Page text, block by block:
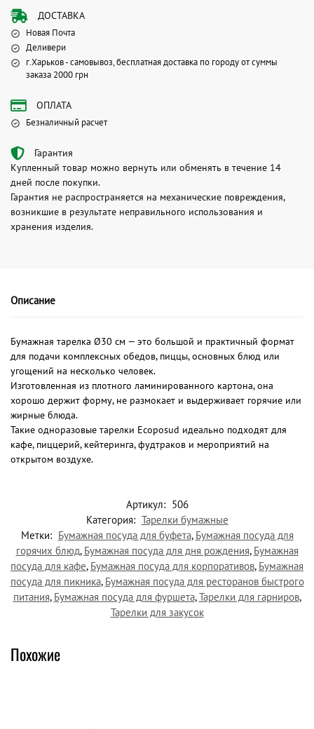
ДОСТАВКА
Новая Почта
Деливери
г.Харьков - самовывоз, бесплатная доставка по городу от суммы
заказа 2000 грн
ОПЛАТА
Безналичный расчет
Гарантия
Купленный товар можно вернуть или обменять в течение 14
дней после покупки.
Гарантия не распространяется на механические повреждения,
возникшие в результате неправильного использования и
хранения изделия.
Описание
Бумажная тарелка Ø30 см — это большой и практичный формат
для подачи комплексных обедов, пиццы, основных блюд или
угощений на несколько человек.
Изготовленная из плотного ламинированного картона, она
хорошо держит форму, не размокает и выдерживает горячие или
жирные блюда.
Такие одноразовые тарелки Ecoposud идеально подходят для
кафе, пиццерий, кейтеринга, фудтраков и мероприятий на
открытом воздухе.
Артикул: 506
Категория: Тарелки бумажные
Метки: Бумажная посуда для буфета, Бумажная посуда для
горячих блюд, Бумажная посуда для дня рождения, Бумажная
посуда для кафе, Бумажная посуда для корпоративов, Бумажная
посуда для пикника, Бумажная посуда для ресторанов быстрого
питания, Бумажная посуда для фуршета,Тарелки для гарниров,
Тарелки для закусок
Похожие